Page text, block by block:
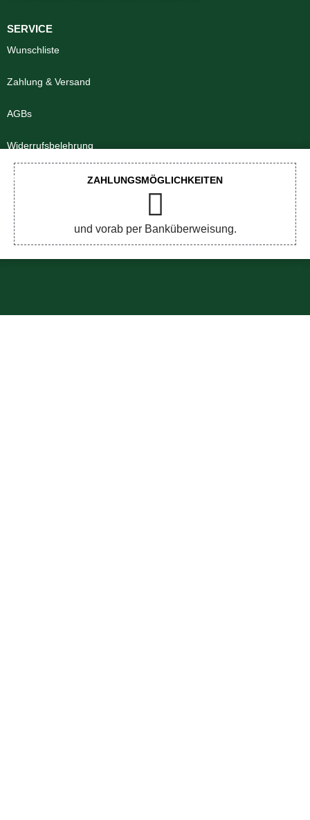
SERVICE
Wunschliste
Zahlung & Versand
AGBs
Widerrufsbelehrung
Impressum
Datenschutzerklärung
ZAHLUNGSMÖGLICHKEITEN
und vorab per Banküberweisung.